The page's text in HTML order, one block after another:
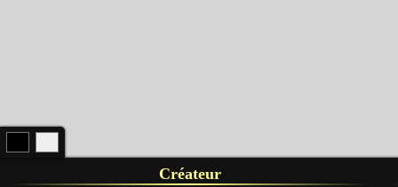
Créateur